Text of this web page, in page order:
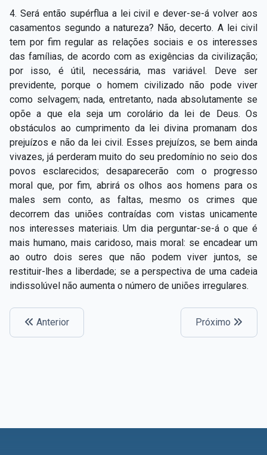
Capítulo XVIII — Muitos os chamados, poucos os
escolhidos
▸
Capítulo XIX — A fé transporta montanhas ▸
Capítulo XX — Os trabalhadores da última hora ▸
Capítulo XXI — Haverá falsos cristos e falsos
profetas
▸
Capítulo XXII — Não separareis o que Deus juntou ▸
Capítulo XXIII — Estranha moral ▸
Capítulo XXIV — Não ponhais a candeia debaixo do
▸
Capítulo XXV — Buscai e achareis ▸
Capítulo XXVI — Dai gratuitamente o que
gratuitamente recebestes
Capítulo XXVIII — Coletânea de preces espíritas
4. Será então supérflua a lei civil e dever-se-á volver aos
casamentos segundo a natureza? Não, decerto. A lei civil
tem por fim regular as relações sociais e os interesses
das famílias, de acordo com as exigências da civilização;
por isso, é útil, necessária, mas variável. Deve ser
previdente, porque o homem civilizado não pode viver
como selvagem; nada, entretanto, nada absolutamente se
opõe a que ela seja um corolário da lei de Deus. Os
obstáculos ao cumprimento da lei divina promanam dos
prejuízos e não da lei civil. Esses prejuízos, se bem ainda
vivazes, já perderam muito do seu predomínio no seio dos
povos esclarecidos; desaparecerão com o progresso
moral que, por fim, abrirá os olhos aos homens para os
males sem conto, as faltas, mesmo os crimes que
decorrem das uniões contraídas com vistas unicamente
nos interesses materiais. Um dia perguntar-se-á o que é
mais humano, mais caridoso, mais moral: se encadear um
ao outro dois seres que não podem viver juntos, se
restituir-lhes a liberdade; se a perspectiva de uma cadeia
indissolúvel não aumenta o número de uniões irregulares.
Anterior Próximo